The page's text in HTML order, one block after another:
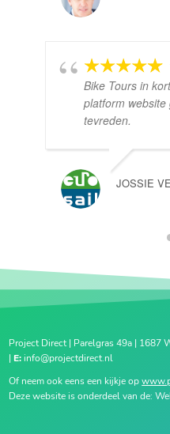
Bike Tours in
platform website
tevreden.
JOSSIE
Project Direct | Parelgras 49a | 1687
| E: info@projectdirect.nl
Of neem ook eens een kijkje op
Deze website is onderdeel van de: